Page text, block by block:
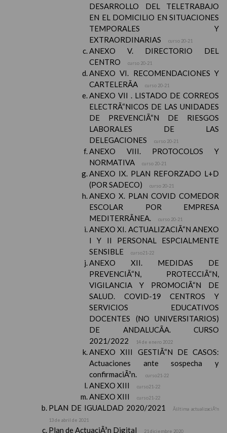
DESARROLLO DEL TELETRABAJO
EN EL DOMICILIO EN SITUACIONES
TEMPORALES Y
EXTRAORDINARIAS
curso 20-21
ANEXO V. DIRECTORIO DEL
CENTRO
curso 20-21
ANEXO VI. RECOMENDACIONES Y
CARTELERÃA
curso 20-21
ANEXO VII . LISTADO DE CORREOS
ELECTRÃ“NICOS DE LAS UNIDADES
DE PREVENCIÃ“N DE RIESGOS
LABORALES DE LAS
DELEGACIONES
curso 20-21
ANEXO VIII. PROTOCOLOS Y
NORMATIVA
curso 20-21
ANEXO IX. PLAN REFORZADO L+D
(POR SADECO)
curso 20-21
ANEXO X. PLAN COVID COMEDOR
ESCOLAR POR EMPRESA
MEDITERRÃNEA.
curso 20-21
ANEXO XI. ACTUALIZACIÃ“N ANEXO
I Y II PERSONAL ESPCIALMENTE
SENSIBLE
curso21-22
ANEXO XII. MEDIDAS DE
PREVENCIÃ“N, PROTECCIÃ“N,
VIGILANCIA Y PROMOCIÃ“N DE
SALUD. COVID-19 CENTROS Y
SERVICIOS EDUCATIVOS
DOCENTES (NO UNIVERSITARIOS)
DE ANDALUCÃA. CURSO
2021/2022
14 de enero 2022
ANEXO XIII GESTIÃ“N DE CASOS:
Actuaciones ante sospecha y
confirmaciÃ³n.
curso21-22
ANEXO XIII curso21-22
ANEXO XIII curso21-22
PLAN DE IGUALDAD 2020/2021
Ãšltima actualizaciÃ³n
13 de abril de 2021
Plan de ActuaciÃ³n Digital 21 diciembre 2020